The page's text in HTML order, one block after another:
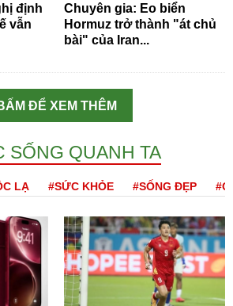
định
vẫn
Chuyên gia: Eo biển
Hormuz trở thành "át chủ
bài" của Iran...
ĐỂ XEM THÊM
SỐNG QUANH TA
LẠ #SỨC KHỎE #SỐNG ĐẸP